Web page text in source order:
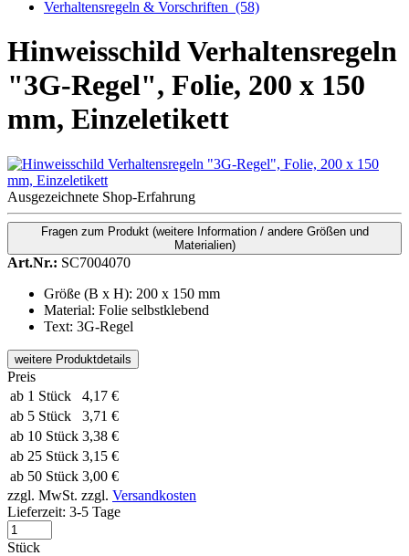
Verhaltensregeln & Vorschriften (58)
Hinweisschild Verhaltensregeln
"3G-Regel", Folie, 200 x 150
mm, Einzeletikett
Ausgezeichnete Shop-Erfahrung
Fragen zum Produkt (weitere Information / andere Größen und
Materialien)
Art.Nr.: SC7004070
Größe (B x H): 200 x 150 mm
Material: Folie selbstklebend
Text: 3G-Regel
weitere Produktdetails
Preis
ab 1 Stück
4,17 €
ab 5 Stück
3,71 €
ab 10 Stück 3,38 €
ab 25 Stück 3,15 €
ab 50 Stück 3,00 €
zzgl. MwSt. zzgl. Versandkosten
Lieferzeit: 3-5 Tage
Stück